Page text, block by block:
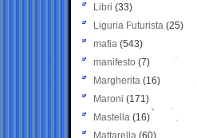
Libri (33)
Liguria Futurista (25)
mafia (543)
manifesto (7)
Margherita (16)
Maroni (171)
Mastella (16)
Mattarella (60)